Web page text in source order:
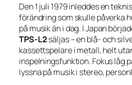
Den 1 juli 1979 inleddes en
förändring som skulle påverka
på musik än i dag. I Japan
TPS-L2säljas – en blå- och
kassettspelare i metall, helt
inspelningsfunktion. Fokus låg
lyssna på musik i stereo,